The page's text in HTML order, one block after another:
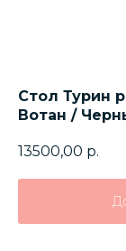
Стол Турин
Вотан /
13500,00 р.